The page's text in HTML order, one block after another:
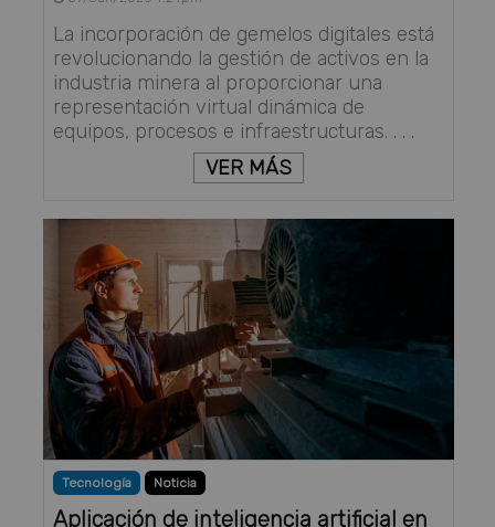
La incorporación de gemelos digitales está
revolucionando la gestión de activos en la
industria minera al proporcionar una
representación virtual dinámica de
equipos, procesos e infraestructuras. . . .
VER MÁS
Tecnología Noticia
Aplicación de inteligencia artificial en